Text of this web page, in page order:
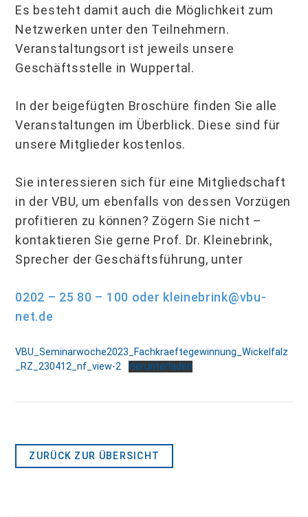
Es besteht damit auch die Möglichkeit zum
Netzwerken unter den Teilnehmern.
Veranstaltungsort ist jeweils unsere
Geschäftsstelle in Wuppertal.
In der beigefügten Broschüre finden Sie alle
Veranstaltungen im Überblick. Diese sind für
unsere Mitglieder kostenlos.
Sie interessieren sich für eine Mitgliedschaft
in der VBU, um ebenfalls von dessen Vorzügen
profitieren zu können? Zögern Sie nicht –
kontaktieren Sie gerne Prof. Dr. Kleinebrink,
Sprecher der Geschäftsführung, unter
0202 – 25 80 – 100 oder kleinebrink@vbu-
net.de
VBU_Seminarwoche2023_Fachkraeftegewinnung_Wickelfalz
_RZ_230412_nf_view-2
Herunterladen
ZURÜCK ZUR ÜBERSICHT